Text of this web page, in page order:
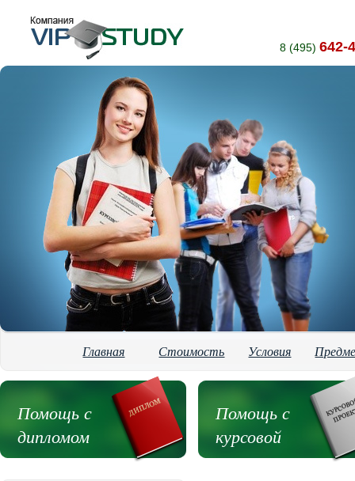
8 (495) 642-
Главная Стоимость Условия
Помощь с
дипломом
Помощь с
курсовой